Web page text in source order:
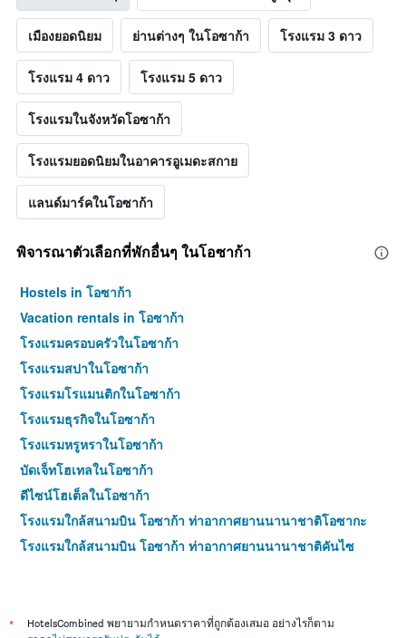
เมืองยอดนิยม ย่านต่างๆ ในโอซาก้า โรงแรม 3 ดาว
โรงแรม 4 ดาว โรงแรม 5 ดาว
โรงแรมในจังหวัดโอซาก้า
โรงแรมยอดนิยมในอาคารอูเมดะสกาย
แลนด์มาร์คในโอซาก้า
พิจารณาตัวเลือกที่พักอื่นๆ ในโอซาก้า
Hostels in โอซาก้า
Vacation rentals in โอซาก้า
โรงแรมครอบครัวในโอซาก้า
โรงแรมสปาในโอซาก้า
โรงแรมโรแมนติกในโอซาก้า
โรงแรมธุรกิจในโอซาก้า
โรงแรมหรูหราในโอซาก้า
บัดเจ็ทโฮเทลในโอซาก้า
ดีไซน์โฮเต็ลในโอซาก้า
โรงแรมใกล้สนามบิน โอซาก้า ท่าอากาศยานนานาชาติโอซากะ
โรงแรมใกล้สนามบิน โอซาก้า ท่าอากาศยานนานาชาติคันไซ
*
HotelsCombined พยายามกำหนดราคาที่ถูกต้องเสมอ อย่างไรก็ตาม